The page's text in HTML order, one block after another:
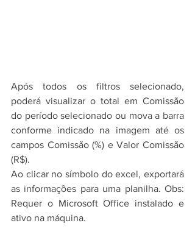
Após todos os filtros selecionado,
poderá visualizar o total em Comissão
do período selecionado ou mova a barra
conforme indicado na imagem até os
campos Comissão (%) e Valor Comissão
(R$).
Ao clicar no símbolo do excel, exportará
as informações para uma planilha. Obs:
Requer o Microsoft Office instalado e
ativo na máquina.